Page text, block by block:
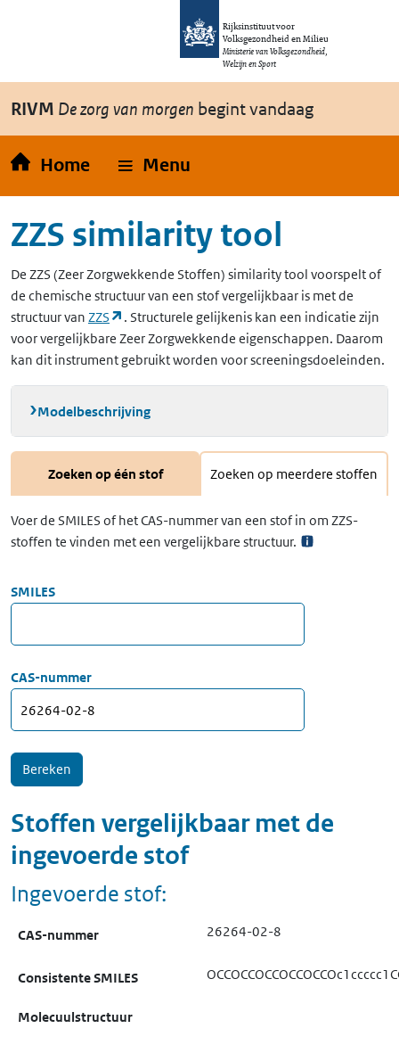
Overslaan en naar de inhoud gaan
Rijksinstituut voor
Volksgezondheid en Milieu
Ministerie van Volksgezondheid,
Welzijn en Sport
RIVM De zorg van morgen begint vandaag
Home Menu
ZZS similarity tool
De ZZS (Zeer Zorgwekkende Stoffen) similarity tool voorspelt of
de chemische structuur van een stof vergelijkbaar is met de
structuur van ZZS (opent in een nieuw tabblad)
. Structurele gelijkenis kan een indicatie zijn
voor vergelijkbare Zeer Zorgwekkende eigenschappen. Daarom
kan dit instrument gebruikt worden voor screeningsdoeleinden.
Modelbeschrijving
Zoeken op één stof Zoeken op meerdere stoffen
Voer de SMILES of het CAS-nummer van een stof in om ZZS-
stoffen te vinden met een vergelijkbare structuur.
SMILES
CAS-nummer
Stoffen vergelijkbaar met de
ingevoerde stof
Ingevoerde stof:
CAS-nummer 26264-02-8
Consistente SMILES
Molecuulstructuur